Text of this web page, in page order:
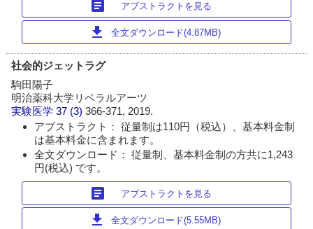
article アブストラクトを見る
download 全文ダウンロード(4.87MB)
社会的ジェットラグ
駒田陽子
明治薬科大学リベラルアーツ
実験医学 37 (3)366-371, 2019.
アブストラクト： 従量制は110円（税込）、基本料金制
は基本料金に含まれます。
全文ダウンロード： 従量制、基本料金制の方共に1,243
円(税込) です。
article アブストラクトを見る
download 全文ダウンロード(5.55MB)